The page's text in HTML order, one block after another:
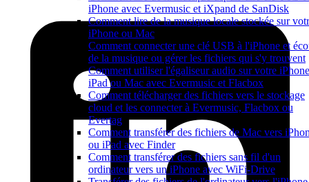
iPhone avec Evermusic et iXpand de SanDisk
Comment lire de la musique locale stockée sur
iPhone ou Mac
Comment connecter une clé USB à l'iPhone et
de la musique ou gérer les fichiers qui s'y trouvent
Comment utiliser l'égaliseur audio sur votre
iPad ou Mac avec Evermusic et Flacbox
Comment télécharger des fichiers vers le stockage
cloud et les connecter à Evermusic, Flacbox ou
Evertag
Comment transférer des fichiers de Mac vers
ou iPad avec Finder
Comment transférer des fichiers sans fil d'un
ordinateur vers un iPhone avec WiFi-Drive